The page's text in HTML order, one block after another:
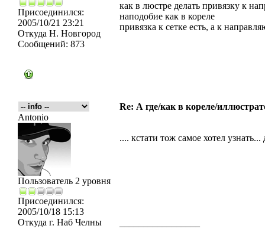
Присоединился:
2005/10/21 23:21
Откуда Н. Новгород
Сообщений: 873
как в люстре делать привязку к
наподобие как в кореле
привязка к сетке есть, а к
Re: А где/как в кореле/
Antonio
Пользователь 2 уровня
Присоединился:
2005/10/18 15:13
Откуда г. Наб Челны
.... кстати тож самое хотел